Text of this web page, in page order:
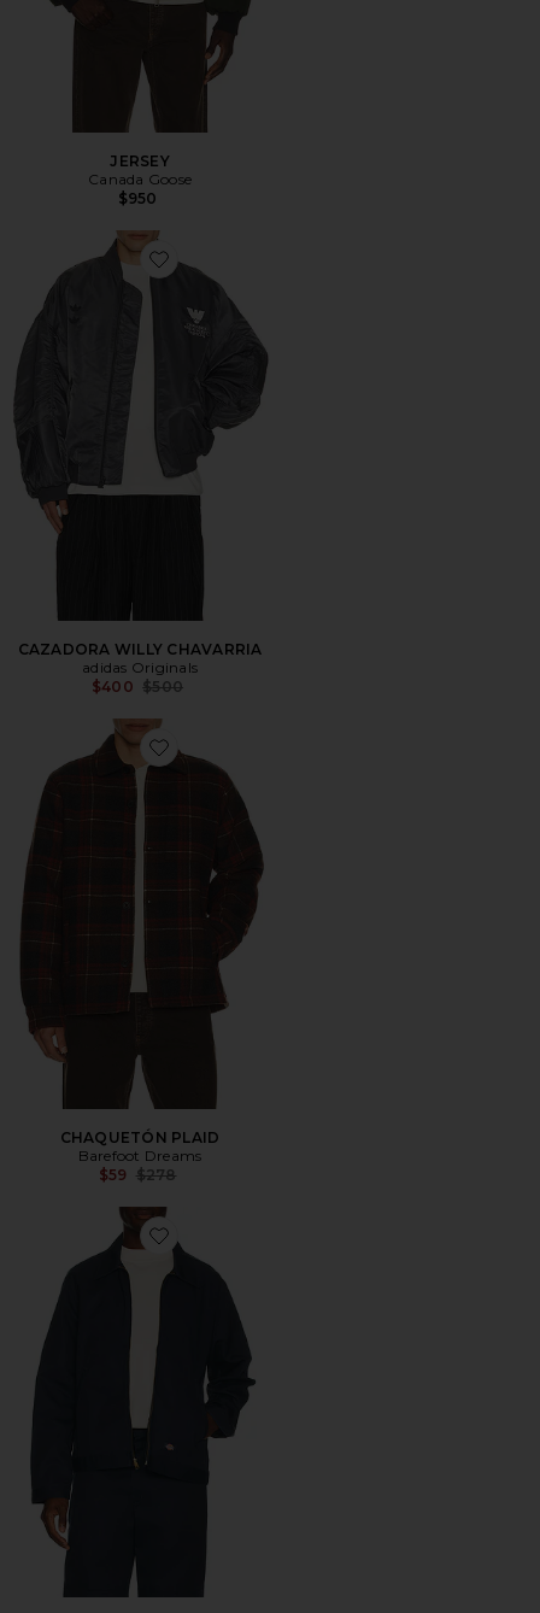
JERSEY
Canada Goose
$950
Favorite CAZADORA WILLY CHAVARRIA
CAZADORA WILLY CHAVARRIA
adidas Originals
$400 Previous price:
$500
Favorite CHAQUETÓN PLAID
CHAQUETÓN PLAID
Barefoot Dreams
$59 Previous price:
$278
Favorite CHAQUETA EISENHOWER